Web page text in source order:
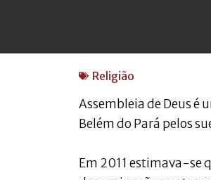
Religião
Assembleia de Deus é
Belém do Pará pelos
Em 2011 estimava-se